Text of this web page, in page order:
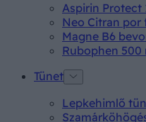
Aspirin Protect
Neo Citran
Magne B6
Rubophen
Tünet
Lepkehimlő